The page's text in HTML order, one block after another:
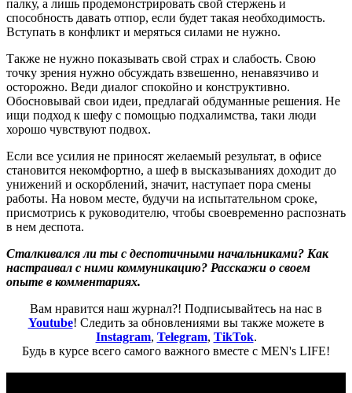
палку, а лишь продемонстрировать свой стержень и
способность давать отпор, если будет такая необходимость.
Вступать в конфликт и меряться силами не нужно.
Также не нужно показывать свой страх и слабость. Свою
точку зрения нужно обсуждать взвешенно, ненавязчиво и
осторожно. Веди диалог спокойно и конструктивно.
Обосновывай свои идеи, предлагай обдуманные решения. Не
ищи подход к шефу с помощью подхалимства, таки люди
хорошо чувствуют подвох.
Если все усилия не приносят желаемый результат, в офисе
становится некомфортно, а шеф в высказываниях доходит до
унижений и оскорблений, значит, наступает пора смены
работы. На новом месте, будучи на испытательном сроке,
присмотрись к руководителю, чтобы своевременно распознать
в нем деспота.
Сталкивался ли ты с деспотичными начальниками? Как
настраивал с ними коммуникацию? Расскажи о своем
опыте в комментариях.
Вам нравится наш журнал?! Подписывайтесь на нас в
Youtube! Следить за обновлениями вы также можете в
Instagram, Telegram, TikTok.
Будь в курсе всего самого важного вместе с MEN's LIFE!